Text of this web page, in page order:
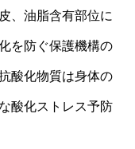
、油脂含有部位に
を防ぐ保護機構の
酸化物質は身体の
酸化ストレス予防